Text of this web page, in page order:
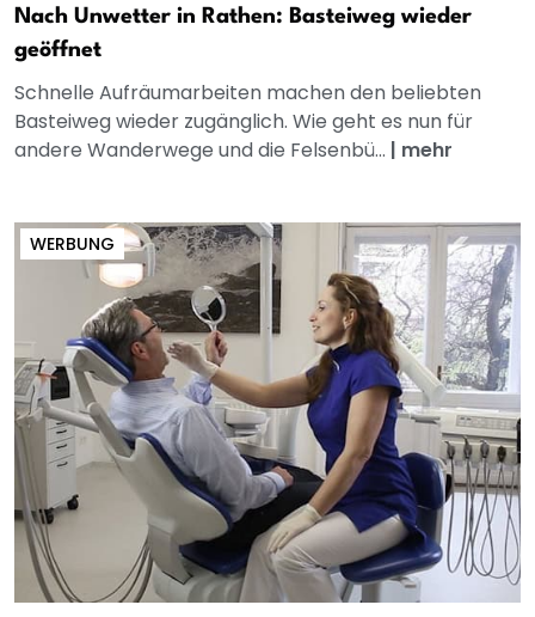
Nach Unwetter in Rathen: Basteiweg wieder
geöffnet
Schnelle Aufräumarbeiten machen den beliebten
Basteiweg wieder zugänglich. Wie geht es nun für
andere Wanderwege und die Felsenbü... | mehr
WERBUNG